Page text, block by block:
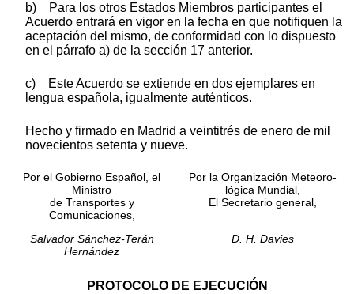
b) Para los otros Estados Miembros participantes el
Acuerdo entrará en vigor en la fecha en que notifiquen la
aceptación del mismo, de conformidad con lo dispuesto
en el párrafo a) de la sección 17 anterior.
c) Este Acuerdo se extiende en dos ejemplares en
lengua española, igualmente auténticos.
Hecho y firmado en Madrid a veintitrés de enero de mil
novecientos setenta y nueve.
Por el Gobierno Español, el
Ministro
de Transportes y
Comunicaciones,
Por la Organización Meteoro-
lógica Mundial,
El Secretario general,
Salvador Sánchez-Terán
Hernández
D. H. Davies
PROTOCOLO DE EJECUCIÓN